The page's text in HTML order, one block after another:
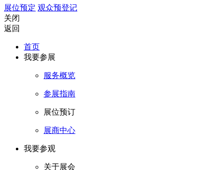
展位预定 观众预登记
关闭
返回
首页
我要参展
服务概览
参展指南
展位预订
展商中心
我要参观
关于展会